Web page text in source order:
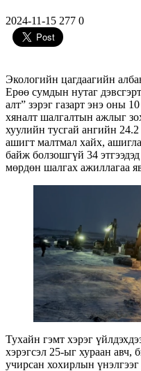
2024-11-15 277 0
Экологийн цагдаагийн
Ерөө сумдын нутаг
алт” зэрэг газарт энэ оны
хяналт шалгалтын ажлыг
хуулийн тусгай ангийн 24.2
ашигт малтмал хайх,
байж болзошгүй 34
мөрдөн шалгах ажиллагаа
Тухайн гэмт хэрэг
хэрэгсэл 25-ыг хураан авч,
учирсан хохирлын